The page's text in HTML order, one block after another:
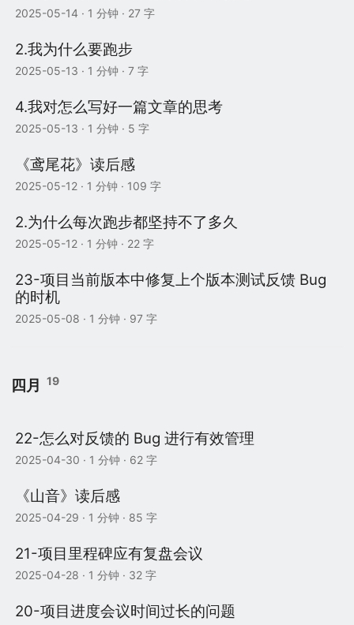
2025-05-14 · 1 分钟 · 27 字
2.我为什么要跑步
2025-05-13 · 1 分钟 · 7 字
4.我对怎么写好一篇文章的思考
2025-05-13 · 1 分钟 · 5 字
《鸢尾花》读后感
2025-05-12 · 1 分钟 · 109 字
2.为什么每次跑步都坚持不了多久
2025-05-12 · 1 分钟 · 22 字
23-项目当前版本中修复上个版本测试反馈 Bug
的时机
2025-05-08 · 1 分钟 · 97 字
四月 19
22-怎么对反馈的 Bug 进行有效管理
2025-04-30 · 1 分钟 · 62 字
《山音》读后感
2025-04-29 · 1 分钟 · 85 字
21-项目里程碑应有复盘会议
2025-04-28 · 1 分钟 · 32 字
20-项目进度会议时间过长的问题